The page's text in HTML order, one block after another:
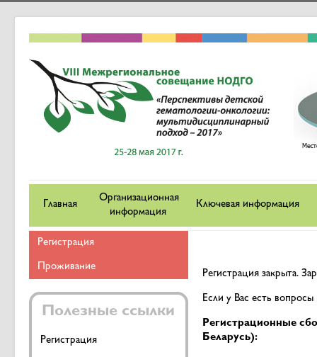
Главная
Организационная
информация
Ключевая информация
Регистрация
Проживание
Полезные ссылки
Регистрация
Регистрация закрыта.
Если у Вас есть
Регистрационные
Беларусь):